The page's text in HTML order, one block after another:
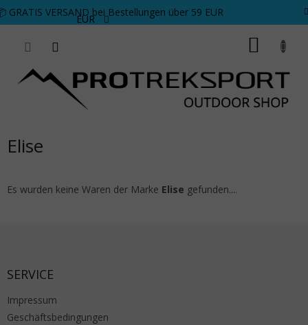
Zum Inhalt springen
GRATIS VERSAND bei Bestellungen über 59 EUR
EUR
Elise
Es wurden keine Waren der Marke Elise gefunden....
SERVICE
Impressum
Geschäftsbedingungen